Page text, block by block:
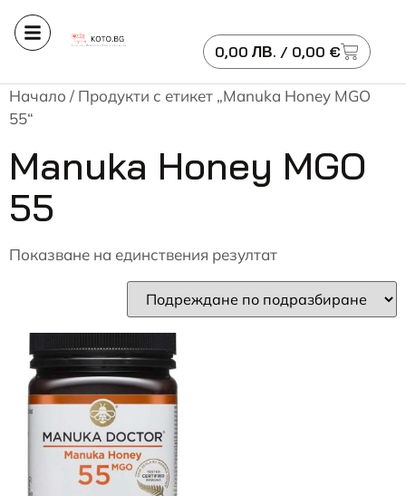
0,00 ЛВ. / 0,00 €
Начало / Продукти с етикет „Manuka Honey MGO
55“
Manuka Honey MGO
55
Показване на единствения резултат